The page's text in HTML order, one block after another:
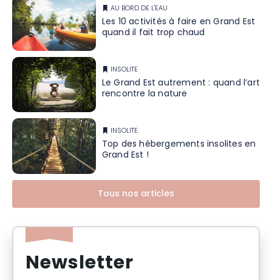
AU BORD DE L'EAU
Les 10 activités à faire en Grand Est
quand il fait trop chaud
INSOLITE
Le Grand Est autrement : quand l’art
rencontre la nature
INSOLITE
Top des hébergements insolites en
Grand Est !
Tous nos articles
Newsletter